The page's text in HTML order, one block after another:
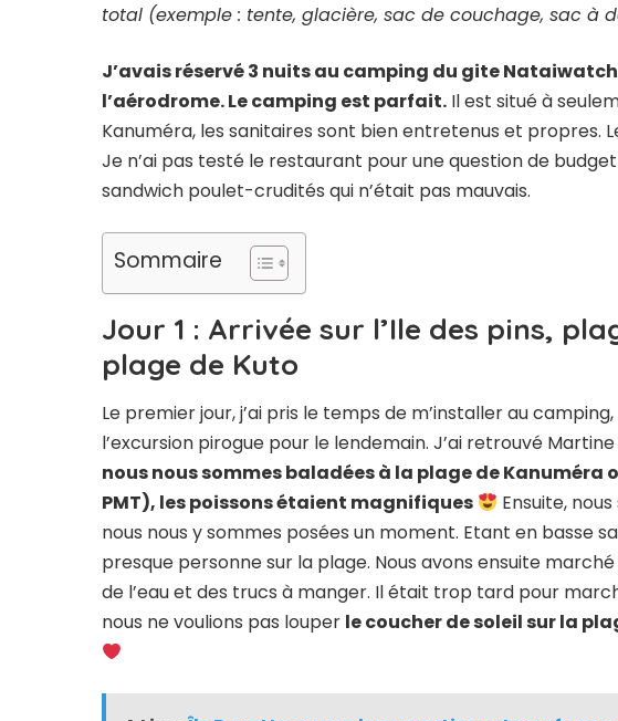
total (exemple : tente, glacière, sac de couchage, sac à
J’avais réservé 3 nuits au camping du gite
l’aérodrome. Le camping est parfait. Il est situé à
Kanuméra, les sanitaires sont bien entretenus et propres.
Je n’ai pas testé le restaurant pour une question de
sandwich poulet-crudités qui n’était pas mauvais.
Sommaire
Jour 1 : Arrivée sur l’Ile des pins,
plage de Kuto
Le premier jour, j’ai pris le temps de m’installer au
l’excursion pirogue pour le lendemain. J’ai retrouvé
nous nous sommes baladées à la plage de
PMT), les poissons étaient magnifiques
Ensuite,
nous nous y sommes posées un moment. Etant en basse
presque personne sur la plage. Nous avons ensuite
de l’eau et des trucs à manger. Il était trop tard pour
nous ne voulions pas louper le coucher de soleil sur la